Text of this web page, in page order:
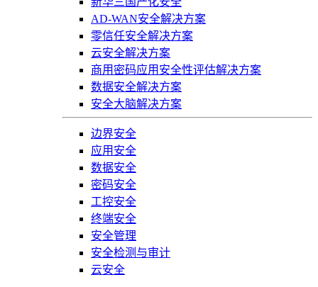
AD-WAN安全解决方案
零信任安全解决方案
云安全解决方案
商用密码应用安全性评估解决方案
数据安全解决方案
安全大脑解决方案
边界安全
应用安全
数据安全
密码安全
工控安全
终端安全
安全管理
安全检测与审计
云安全